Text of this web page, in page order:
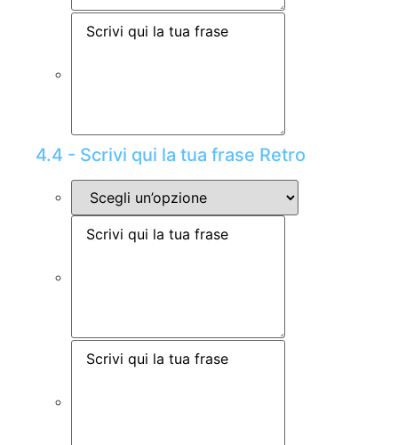
4.4 - Scrivi qui la tua frase Retro